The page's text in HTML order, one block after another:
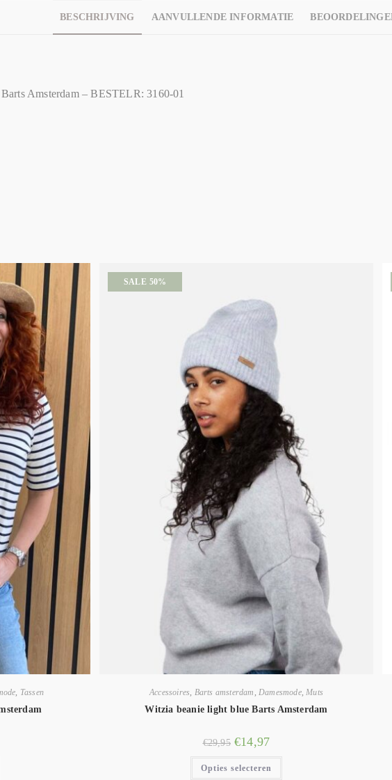
BESCHRIJVING AANVULLENDE INFORMATIE
Amsterdam – BESTELR: 3160-01
, Tassen
SALE 50%
Accessoires, Barts amsterdam , Damesmode,Muts
Witzia beanie light blue Barts Amsterdam
€29,95 €14,97
Opties selecteren